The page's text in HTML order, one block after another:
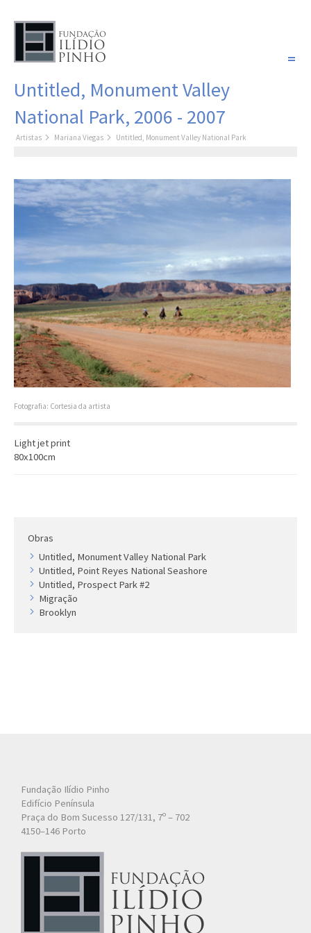
COLEÇÃO SONHOS
Desenho
Escultura
Vídeo
Instalação
Livro de
Artista
Outros
Gravura
Cronologia
Untitled, Monument Valley
National Park, 2006 - 2007
Artistas Mariana Viegas Untitled, Monument Valley National Park
Fotografia: Cortesia da artista
Light jet print
80x100cm
Obras
Untitled, Monument Valley National Park
Untitled, Point Reyes National Seashore
Untitled, Prospect Park #2
Migração
Brooklyn
Fundação Ilídio Pinho
Edifício Península
Praça do Bom Sucesso 127/131, 7º – 702
4150–146 Porto